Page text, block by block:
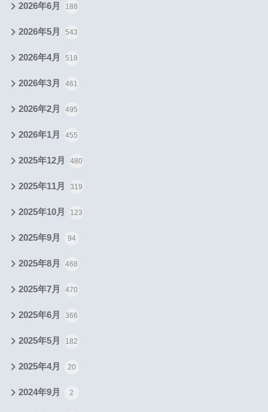
2026年6月 188
2026年5月 543
2026年4月 518
2026年3月 461
2026年2月 495
2026年1月 455
2025年12月 480
2025年11月 319
2025年10月 123
2025年9月 94
2025年8月 468
2025年7月 470
2025年6月 366
2025年5月 182
2025年4月 20
2024年9月 2